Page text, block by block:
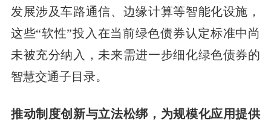
发展涉及车路通信、边缘计算等智能化设施，
这些“软性”投入在当前绿色债券认定标准中尚
未被充分纳入，未来需进一步细化绿色债券的
智慧交通子目录。
推动制度创新与立法松绑，为规模化应用提供